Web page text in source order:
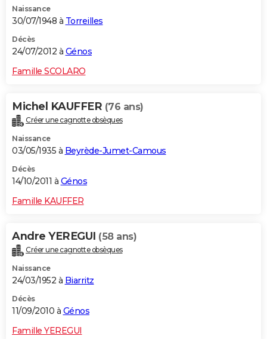
Naissance
30/07/1948 à Torreilles
Décès
24/07/2012 à Génos
Famille SCOLARO
Michel KAUFFER (76 ans)
Créer une cagnotte obsèques
Naissance
03/05/1935 à Beyrède-Jumet-Camous
Décès
14/10/2011 à Génos
Famille KAUFFER
Andre YEREGUI (58 ans)
Créer une cagnotte obsèques
Naissance
24/03/1952 à Biarritz
Décès
11/09/2010 à Génos
Famille YEREGUI